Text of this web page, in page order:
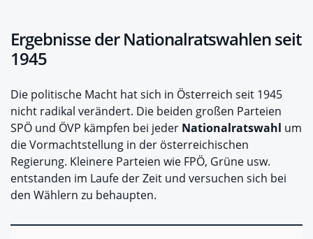
Ergebnisse der Nationalratswahlen seit
1945
Die politische Macht hat sich in Österreich seit 1945
nicht radikal verändert. Die beiden großen Parteien
SPÖ und ÖVP kämpfen bei jeder Nationalratswahl um
die Vormachtstellung in der österreichischen
Regierung. Kleinere Parteien wie FPÖ, Grüne usw.
entstanden im Laufe der Zeit und versuchen sich bei
den Wählern zu behaupten.